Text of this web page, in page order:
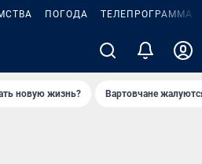
ПОГОДА ТЕЛЕПРОГРАММА
новую жизнь? Вартовчане